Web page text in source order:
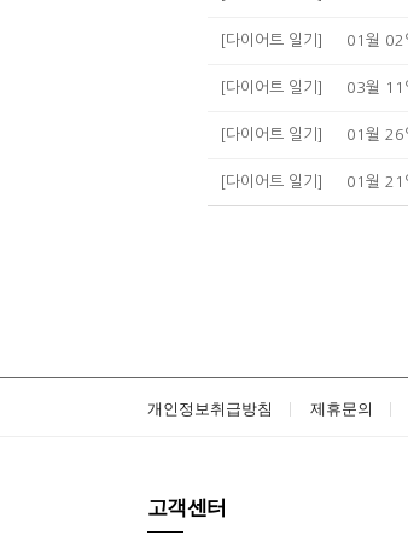
[다이어트 일기] 01월 02
[다이어트 일기] 03월 11
[다이어트 일기] 01월 26
[다이어트 일기] 01월 21
개인정보취급방침 제휴문의
고객센터